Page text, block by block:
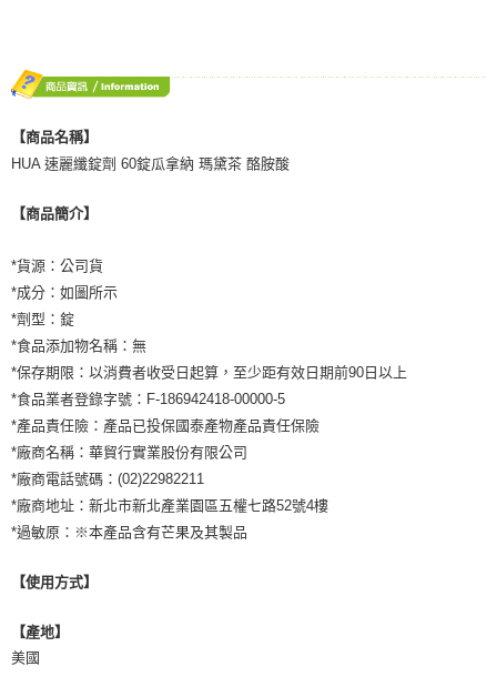
【商品名稱】
HUA 速麗纖錠劑 60錠瓜拿納 瑪黛茶 酪胺酸
【商品簡介】
*貨源：公司貨
*成分：如圖所示
*劑型：錠
*食品添加物名稱：無
*保存期限：以消費者收受日起算，至少距有效日期前90日以上
*食品業者登錄字號：F-186942418-00000-5
*產品責任險：產品已投保國泰產物產品責任保險
*廠商名稱：華貿行實業股份有限公司
*廠商電話號碼：(02)22982211
*廠商地址：新北市新北產業園區五權七路52號4樓
*過敏原：※本產品含有芒果及其製品
【使用方式】
【產地】
美國